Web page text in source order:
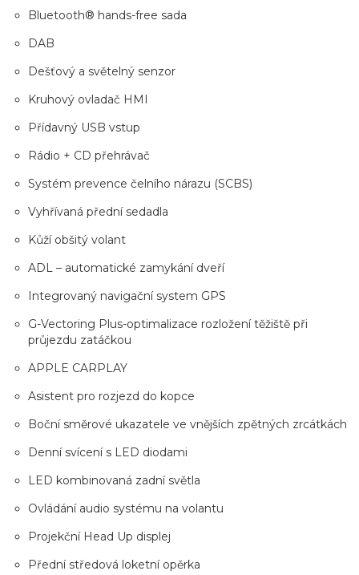
Bluetooth® hands-free sada
DAB
Dešťový a světelný senzor
Kruhový ovladač HMI
Přídavný USB vstup
Rádio + CD přehrávač
Systém prevence čelního nárazu (SCBS)
Vyhřívaná přední sedadla
Kůží obšitý volant
ADL – automatické zamykání dveří
Integrovaný navigační system GPS
G-Vectoring Plus-optimalizace rozložení těžiště při
průjezdu zatáčkou
APPLE CARPLAY
Asistent pro rozjezd do kopce
Boční směrové ukazatele ve vnějších zpětných zrcátkách
Denní svícení s LED diodami
LED kombinovaná zadní světla
Ovládání audio systému na volantu
Projekční Head Up displej
Přední středová loketní opěrka